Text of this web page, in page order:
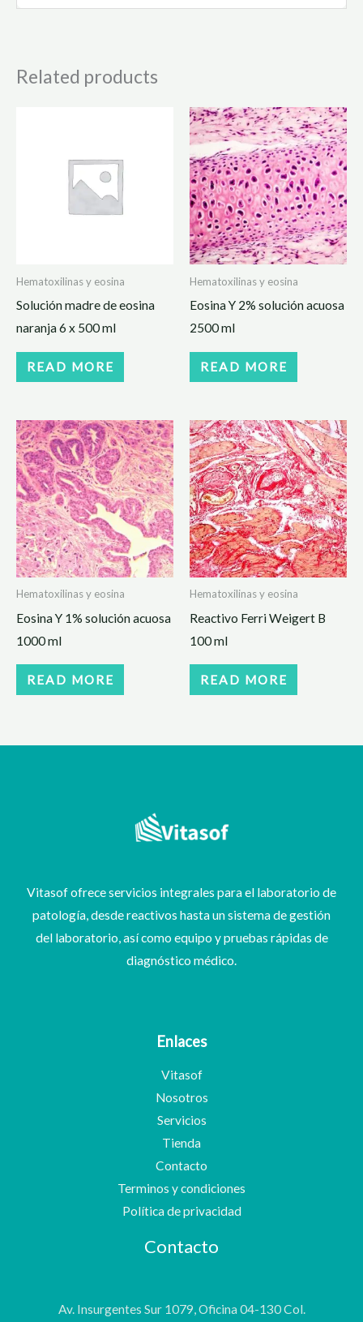
Related products
Hematoxilinas y eosina
Solución madre de eosina
naranja 6 x 500 ml
READ MORE
Hematoxilinas y eosina
Eosina Y 2% solución acuosa
2500 ml
READ MORE
Hematoxilinas y eosina
Eosina Y 1% solución acuosa
1000 ml
READ MORE
Hematoxilinas y eosina
Reactivo Ferri Weigert B
100 ml
READ MORE
Vitasof ofrece servicios integrales para el laboratorio de
patología, desde reactivos hasta un sistema de gestión
del laboratorio, así como equipo y pruebas rápidas de
diagnóstico médico.
Enlaces
Vitasof
Nosotros
Servicios
Tienda
Contacto
Terminos y condiciones
Política de privacidad
Contacto
Av. Insurgentes Sur 1079, Oficina 04-130 Col.